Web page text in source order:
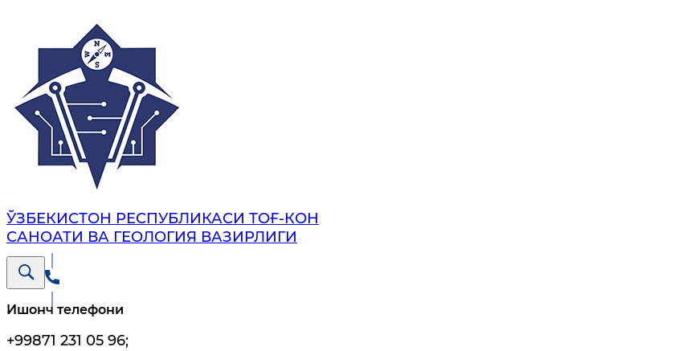
ЎЗБЕКИСТОН РЕСПУБЛИКАСИ ТОҒ-КОН
САНОАТИ ВА ГЕОЛОГИЯ ВАЗИРЛИГИ
Ишонч телефони
+99871 231 05 96;